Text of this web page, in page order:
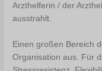
Arzthelferin / der
ausstrahlt.
Einen großen Bereich
Organisation aus. Für